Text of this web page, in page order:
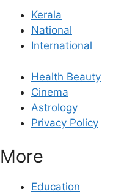
Kerala
National
International
Health Beauty
Cinema
Astrology
Privacy Policy
More
Education